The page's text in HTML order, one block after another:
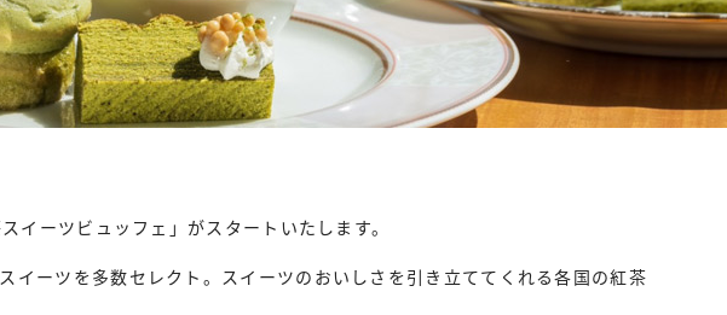
ーツビュッフェ」がスタートいたします。
イーツを多数セレクト。スイーツのおいしさを引き立ててくれる各国の紅茶